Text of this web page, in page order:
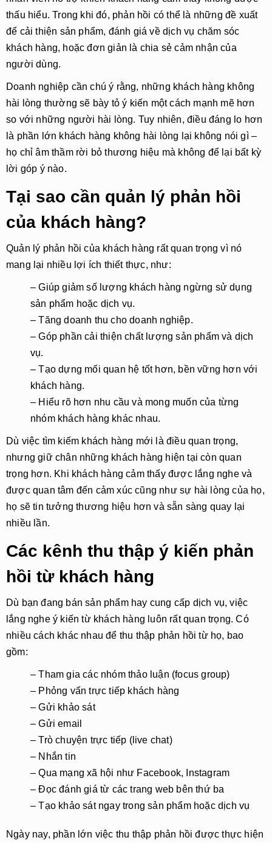
thấu hiểu. Trong khi đó, phản hồi có thể là những đề xuất
để cải thiện sản phẩm, đánh giá về dịch vụ chăm sóc
khách hàng, hoặc đơn giản là chia sẻ cảm nhận của
người dùng.
Doanh nghiệp cần chú ý rằng, những khách hàng không
hài lòng thường sẽ bày tỏ ý kiến một cách mạnh mẽ hơn
so với những người hài lòng. Tuy nhiên, điều đáng lo hơn
là phần lớn khách hàng không hài lòng lại không nói gì –
họ chỉ âm thầm rời bỏ thương hiệu mà không để lại bất kỳ
lời góp ý nào.
Tại sao cần quản lý phản hồi
của khách hàng?
Quản lý phản hồi của khách hàng rất quan trọng vì nó
mang lại nhiều lợi ích thiết thực, như:
– Giúp giảm số lượng khách hàng ngừng sử dụng
sản phẩm hoặc dịch vụ.
– Tăng doanh thu cho doanh nghiệp.
– Góp phần cải thiện chất lượng sản phẩm và dịch
vụ.
– Tạo dựng mối quan hệ tốt hơn, bền vững hơn với
khách hàng.
– Hiểu rõ hơn nhu cầu và mong muốn của từng
nhóm khách hàng khác nhau.
Dù việc tìm kiếm khách hàng mới là điều quan trọng,
nhưng giữ chân những khách hàng hiện tại còn quan
trọng hơn. Khi khách hàng cảm thấy được lắng nghe và
được quan tâm đến cảm xúc cũng như sự hài lòng của họ,
họ sẽ tin tưởng thương hiệu hơn và sẵn sàng quay lại
nhiều lần.
Các kênh thu thập ý kiến phản
hồi từ khách hàng
Dù bạn đang bán sản phẩm hay cung cấp dịch vụ, việc
lắng nghe ý kiến từ khách hàng luôn rất quan trọng. Có
nhiều cách khác nhau để thu thập phản hồi từ họ, bao
gồm:
– Tham gia các nhóm thảo luận (focus group)
– Phỏng vấn trực tiếp khách hàng
– Gửi khảo sát
– Gửi email
– Trò chuyện trực tiếp (live chat)
– Nhắn tin
– Qua mạng xã hội như Facebook, Instagram
– Đọc đánh giá từ các trang web bên thứ ba
– Tạo khảo sát ngay trong sản phẩm hoặc dịch vụ
Ngày nay, phần lớn việc thu thập phản hồi được thực hiện